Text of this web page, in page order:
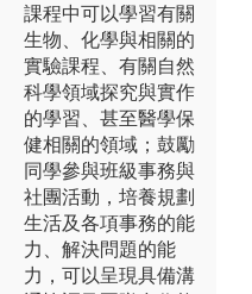
課程中可以學習有關
生物、化學與相關的
實驗課程、有關自然
科學領域探究與實作
的學習、甚至醫學保
健相關的領域；鼓勵
同學參與班級事務與
社團活動，培養規劃
生活及各項事務的能
力、解決問題的能
力，可以呈現具備溝